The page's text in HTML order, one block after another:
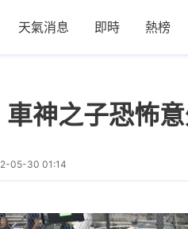
天氣消息 即時 熱榜
車神之子恐怖
05-30 01:14